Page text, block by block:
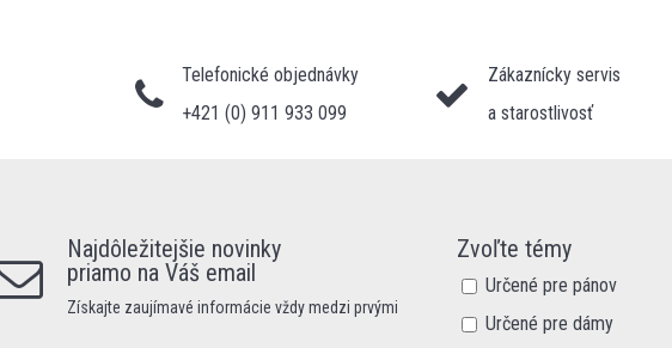
Telefonické objednávky
+421 (0) 911 933 099
Zákaznícky servis
a starostlivosť
Najdôležitejšie novinky
priamo na Váš email
Získajte zaujímavé informácie vždy medzi prvými
Zvoľte témy
Určené pre pánov
Určené pre dámy